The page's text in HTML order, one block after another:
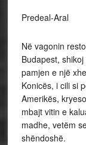
Predeal-Aral
Në vagonin
Budapest,
pamjen e një
Konicës, i cili si
Amerikës,
mbajt vitin e
madhe, vetëm
shëndoshë.